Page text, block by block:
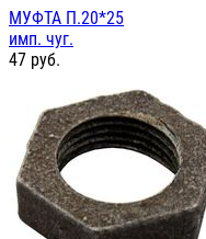
МУФТА П.20*25
имп. чуг.
47 руб.